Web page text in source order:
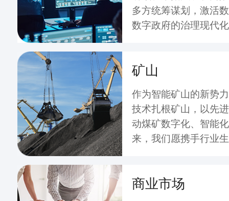
多方统筹谋划，激活
数字政府的治理现代
矿山
作为智能矿山的新势
技术扎根矿山，以先
动煤矿数字化、智能
来，我们愿携手行业
商业市场